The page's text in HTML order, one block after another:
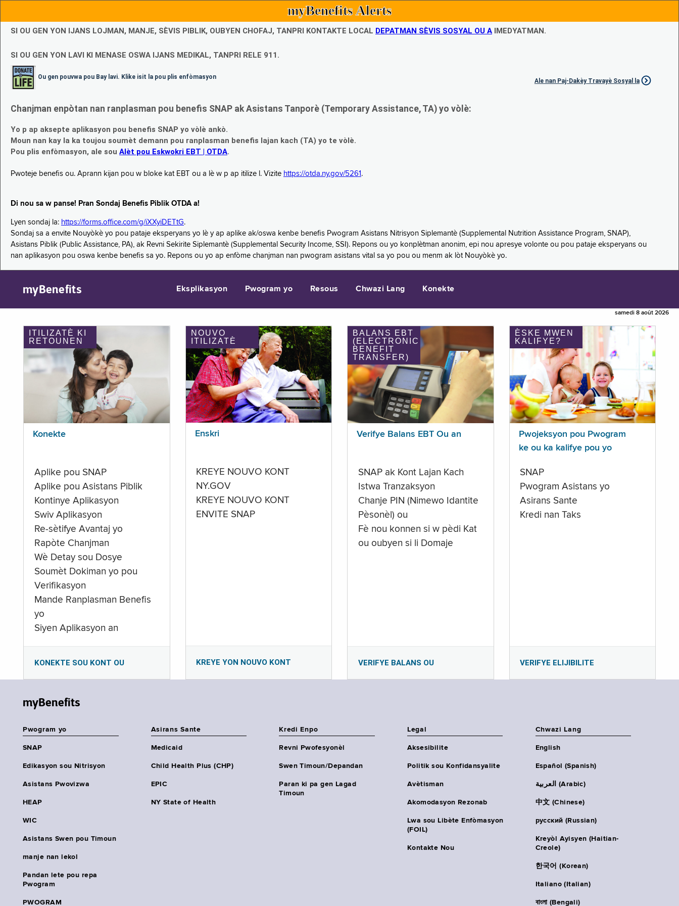
myBenefits Alerts
SI OU GEN YON IJANS LOJMAN, MANJE, SÈVIS PIBLIK, OUBYEN CHOFAJ, TANPRI KONTAKTE LOCAL DEPATMAN SÈVIS SOSYAL OU A IMEDYATMAN.
SI OU GEN YON LAVI KI MENASE OSWA IJANS MEDIKAL, TANPRI RELE 911.
Ou gen pouvwa pou Bay lavi. Klike isit la pou plis enfòmasyon
Ale nan Paj-Dakèy Travayè Sosyal la
Chanjman enpòtan nan ranplasman pou benefis SNAP ak Asistans Tanporè (Temporary Assistance, TA) yo vòlè:
Yo p ap aksepte aplikasyon pou benefis SNAP yo vòlè ankò.
Moun nan kay la ka toujou soumèt demann pou ranplasman benefis lajan kach (TA) yo te vòlè.
Pou plis enfòmasyon, ale sou Alèt pou Eskwokri EBT | OTDA.
Pwoteje benefis ou. Aprann kijan pou w bloke kat EBT ou a lè w p ap itilize l. Vizite https://otda.ny.gov/5261 .
Di nou sa w panse! Pran Sondaj Benefis Piblik OTDA a!
Lyen sondaj la: https://forms.office.com/g/iXXyiDETtG.
Sondaj sa a envite Nouyòkè yo pou pataje eksperyans yo lè y ap aplike ak/oswa kenbe benefis Pwogram Asistans Nitrisyon Siplemantè (Supplemental Nutrition Assistance Program, SNAP),
Asistans Piblik (Public Assistance, PA), ak Revni Sekirite Siplemantè (Supplemental Security Income, SSI). Repons ou yo konplètman anonim, epi nou apresye volonte ou pou pataje eksperyans ou
nan aplikasyon pou oswa kenbe benefis sa yo. Repons ou yo ap enfòme chanjman nan pwogram asistans vital sa yo pou ou menm ak lòt Nouyòkè yo.
myBenefits Eksplikasyon Pwogram yo Resous Chwazi Lang Konekte
samedi 8 août 2026
ITILIZATÈ KI
RETOUNEN
Konekte
Aplike pou SNAP
Aplike pou Asistans Piblik
Kontinye Aplikasyon
Swiv Aplikasyon
Re-sètifye Avantaj yo
Rapòte Chanjman
Wè Detay sou Dosye
Soumèt Dokiman yo pou
Verifikasyon
Mande Ranplasman Benefis
yo
Siyen Aplikasyon an
KONEKTE SOU KONT OU
NOUVO
ITILIZATÈ
Enskri
KREYE NOUVO KONT
NY.GOV
KREYE NOUVO KONT
ENVITE SNAP
KREYE YON NOUVO KONT
BALANS EBT
(ELECTRONIC
BENEFIT
TRANSFER)
Verifye Balans EBT Ou an
SNAP ak Kont Lajan Kach
Istwa Tranzaksyon
Chanje PIN (Nimewo Idantite
Pèsonèl) ou
Fè nou konnen si w pèdi Kat
ou oubyen si li Domaje
VERIFYE BALANS OU
ÈSKE MWEN
KALIFYE?
Pwojeksyon pou Pwogram
ke ou ka kalifye pou yo
SNAP
Pwogram Asistans yo
Asirans Sante
Kredi nan Taks
VERIFYE ELIJIBILITE
myBenefits
Pwogram yo
SNAP
Edikasyon sou Nitrisyon
Asistans Pwovizwa
HEAP
WIC
Asistans Swen pou Timoun
manje nan lekol
Pandan lete pou repa
Pwogram
PWOGRAM
Asirans Sante
Medicaid
Child Health Plus (CHP)
EPIC
NY State of Health
Kredi Enpo
Revni Pwofesyonèl
Swen Timoun/Depandan
Paran ki pa gen Lagad
Timoun
Legal
Aksesibilite
Politik sou Konfidansyalite
Avètisman
Akomodasyon Rezonab
Lwa sou Libète Enfòmasyon
(FOIL)
Kontakte Nou
Chwazi Lang
English
Español (Spanish)
العربية (Arabic)
中文 (Chinese)
русский (Russian)
Kreyòl Ayisyen (Haitian-
Creole)
한국어 (Korean)
Italiano (Italian)
বাংলা (Bengali)